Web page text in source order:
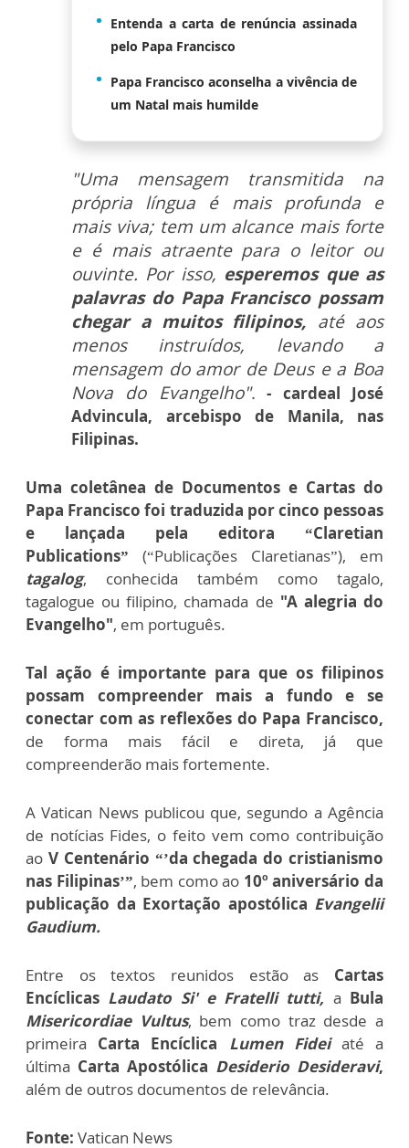
Entenda a carta de renúncia assinada
pelo Papa Francisco
Papa Francisco aconselha a vivência de
um Natal mais humilde
"Uma mensagem transmitida na
própria língua é mais profunda e
mais viva; tem um alcance mais forte
e é mais atraente para o leitor ou
ouvinte. Por isso, esperemos que as
palavras do Papa Francisco possam
chegar a muitos filipinos, até aos
menos instruídos, levando a
mensagem do amor de Deus e a Boa
Nova do Evangelho". - cardeal José
Advincula, arcebispo de Manila, nas
Filipinas.
Uma coletânea de Documentos e Cartas do
Papa Francisco foi traduzida por cinco pessoas
e lançada pela editora “Claretian
Publications” (“Publicações Claretianas”), em
tagalog, conhecida também como tagalo,
tagalogue ou filipino, chamada de "A alegria do
Evangelho", em português.
Tal ação é importante para que os filipinos
possam compreender mais a fundo e se
conectar com as reflexões do Papa Francisco,
de forma mais fácil e direta, já que
compreenderão mais fortemente.
A Vatican News publicou que, segundo a Agência
de notícias Fides, o feito vem como contribuição
ao V Centenário “’da chegada do cristianismo
nas Filipinas’”, bem como ao 10º aniversário da
publicação da Exortação apostólica Evangelii
Gaudium.
Entre os textos reunidos estão as Cartas
Encíclicas Laudato Si' e Fratelli tutti, a Bula
Misericordiae Vultus, bem como traz desde a
primeira Carta Encíclica Lumen Fidei até a
última Carta Apostólica Desiderio Desideravi,
além de outros documentos de relevância.
Fonte: Vatican News